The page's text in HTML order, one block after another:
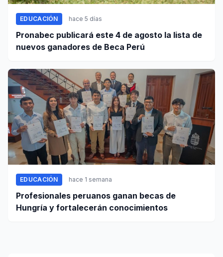
EDUCACIÓN hace 5 días
Pronabec publicará este 4 de agosto la lista de
nuevos ganadores de Beca Perú
EDUCACIÓN hace 1 semana
Profesionales peruanos ganan becas de
Hungría y fortalecerán conocimientos